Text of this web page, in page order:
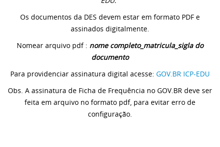
Os documentos da DES devem estar em formato PDF e
assinados digitalmente.
Nomear arquivo pdf : nome completo_matricula_sigla do
documento
Para providenciar assinatura digital acesse: GOV.BR ICP-EDU
Obs. A assinatura de Ficha de Frequência no GOV.BR deve ser
feita em arquivo no formato pdf, para evitar erro de
configuração.